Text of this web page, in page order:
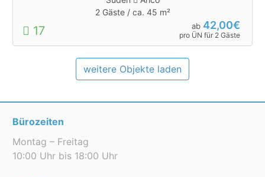
2 Gäste / ca. 45 m²
17 ab 42,00€
pro ÜN für 2 Gäste
weitere Objekte laden
Bürozeiten
Montag – Freitag
10:00 Uhr bis 18:00 Uhr